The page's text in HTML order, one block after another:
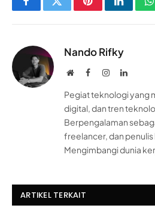
FacebookTwitterPinterest
Nando Rifky
WebsiteFacebookInstagramLinkedIn
Pegiat teknologi yang
digital, dan tren
Berpengalaman
freelancer, dan
Mengimbangi dunia
ARTIKEL TERKAIT